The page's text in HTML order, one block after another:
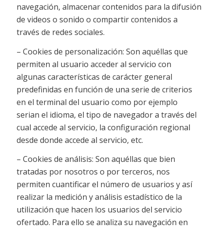
navegación, almacenar contenidos para la difusión
de videos o sonido o compartir contenidos a
través de redes sociales.
– Cookies de personalización: Son aquéllas que
permiten al usuario acceder al servicio con
algunas características de carácter general
predefinidas en función de una serie de criterios
en el terminal del usuario como por ejemplo
serian el idioma, el tipo de navegador a través del
cual accede al servicio, la configuración regional
desde donde accede al servicio, etc.
– Cookies de análisis: Son aquéllas que bien
tratadas por nosotros o por terceros, nos
permiten cuantificar el número de usuarios y así
realizar la medición y análisis estadístico de la
utilización que hacen los usuarios del servicio
ofertado. Para ello se analiza su navegación en